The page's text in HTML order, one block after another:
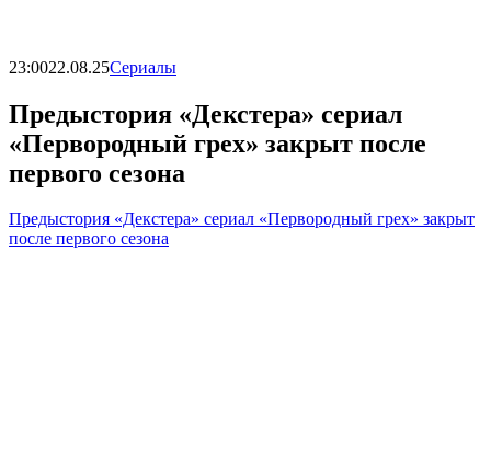
23:0022.08.25Сериалы
Предыстория «Декстера» сериал
«Первородный грех» закрыт после
первого сезона
Предыстория «Декстера» сериал «Первородный грех» закрыт
после первого сезона